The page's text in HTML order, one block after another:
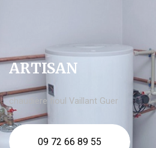
ARTISAN
chaudière fioul Vaillant Guer
09 72 66 89 55